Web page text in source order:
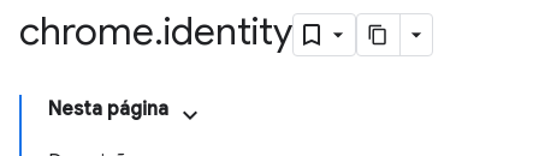
chrome.identity
Nesta página